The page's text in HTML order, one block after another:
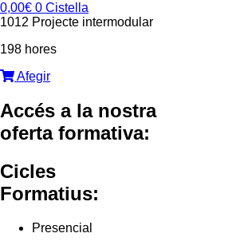
0,00€ 0 Cistella
1012 Projecte intermodular
198 hores
Afegir
Accés a la nostra
oferta formativa:
Cicles
Formatius:
Presencial